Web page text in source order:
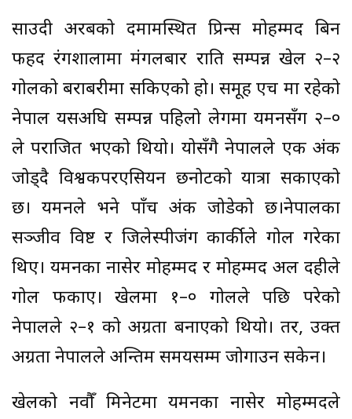
साउदी अरबको दमामस्थित प्रिन्स मोहम्मद बिन
फहद रंगशालामा मंगलबार राति सम्पन्न खेल २–२
गोलको बराबरीमा सकिएको हो। समूह एच मा रहेको
नेपाल यसअघि सम्पन्न पहिलो लेगमा यमनसँग २–०
ले पराजित भएको थियो। योसँगै नेपालले एक अंक
जोड्दै विश्वकपरएसियन छनोटको यात्रा सकाएको
छ। यमनले भने पाँच अंक जोडेको छ।नेपालका
सञ्जीव विष्ट र जिलेस्पीजंग कार्कीले गोल गरेका
थिए। यमनका नासेर मोहम्मद र मोहम्मद अल दहीले
गोल फर्काए। खेलमा १–० गोलले पछि परेको
नेपालले २–१ को अग्रता बनाएको थियो। तर, उक्त
अग्रता नेपालले अन्तिम समयसम्म जोगाउन सकेन।
खेलको नवौँ मिनेटमा यमनका नासेर मोहम्मदले